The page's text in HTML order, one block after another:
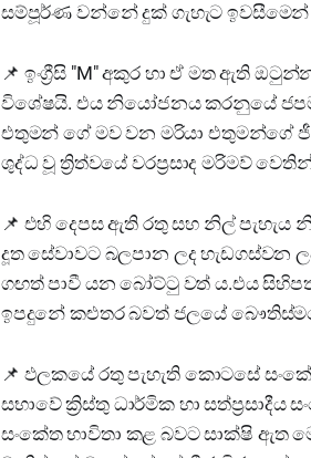
සම්පූර්ණ වන්නේ දුක් ගැහැට ඉවසීමෙන්
📌️ ඉංග්‍රීසි "M" අකුර හා ඒ මත ඇති
විශේෂයි. එය නියෝජනය කරනුයේ
එතුමන් ගේ මව වන මරියා එතුමන්ගේ
ශුද්ධ වූ ත්‍රිත්වයේ වරප්‍රසාද මරිමව්
📌️ එහි දෙපස ඇති රතු සහ නිල්
දූත සේවාවට බලපාන ලද හැඩගස්වන
ගඟත් පාවී යන බෝට්ටු වත් ය.එය
ඉපදුනේ කළුතර බවත් ජලයේ
📌️ ඵලකයේ රතු පැහැති කොටසේ
සභාවේ ක්‍රිස්තු ධාර්මික හා සත්ප්‍රසාදීය
සංකේත භාවිතා කළ බවට සාක්ෂි ඇත